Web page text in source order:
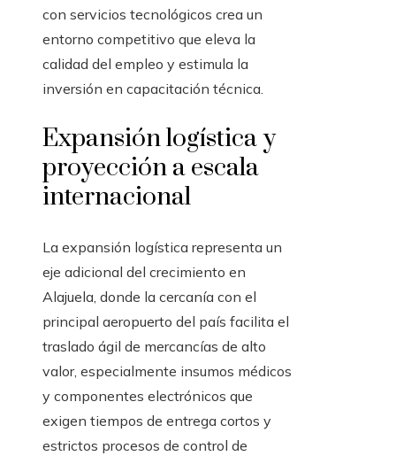
con servicios tecnológicos crea un
entorno competitivo que eleva la
calidad del empleo y estimula la
inversión en capacitación técnica.
Expansión logística y
proyección a escala
internacional
La expansión logística representa un
eje adicional del crecimiento en
Alajuela, donde la cercanía con el
principal aeropuerto del país facilita el
traslado ágil de mercancías de alto
valor, especialmente insumos médicos
y componentes electrónicos que
exigen tiempos de entrega cortos y
estrictos procesos de control de